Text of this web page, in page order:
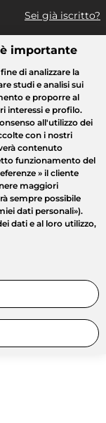
Sei già iscritto?
Elettrodomestici
importante
di analizzare la
studi e analisi sui
e proporre al
interessi e profilo.
all'utilizzo dei
con i nostri
contenuto
funzionamento del
»il cliente
maggiori
sempre possibile
dati personali»).
dati e al loro utilizzo,